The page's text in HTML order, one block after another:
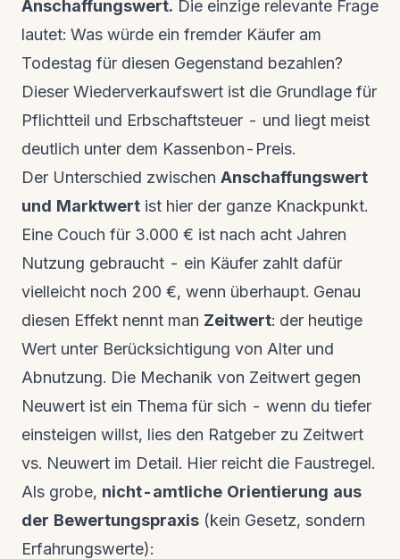
Anschaffungswert. Die einzige relevante Frage
lautet: Was würde ein fremder Käufer am
Todestag für diesen Gegenstand bezahlen?
Dieser Wiederverkaufswert ist die Grundlage für
Pflichtteil und Erbschaftsteuer - und liegt meist
deutlich unter dem Kassenbon-Preis.
Der Unterschied zwischen Anschaffungswert
und Marktwert ist hier der ganze Knackpunkt.
Eine Couch für 3.000 € ist nach acht Jahren
Nutzung gebraucht - ein Käufer zahlt dafür
vielleicht noch 200 €, wenn überhaupt. Genau
diesen Effekt nennt man Zeitwert: der heutige
Wert unter Berücksichtigung von Alter und
Abnutzung. Die Mechanik von Zeitwert gegen
Neuwert ist ein Thema für sich - wenn du tiefer
einsteigen willst, lies den Ratgeber zu Zeitwert
vs. Neuwert im Detail. Hier reicht die Faustregel.
Als grobe, nicht-amtliche Orientierung aus
der Bewertungspraxis (kein Gesetz, sondern
Erfahrungswerte):